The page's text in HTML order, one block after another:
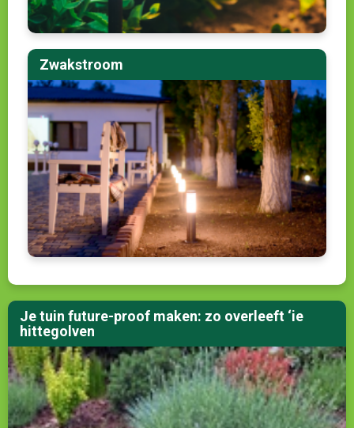
Zwakstroom
Je tuin future-proof maken: zo overleeft ‘ie
hittegolven